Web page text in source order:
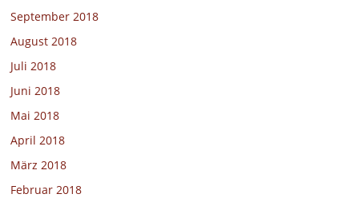
September 2018
August 2018
Juli 2018
Juni 2018
Mai 2018
April 2018
März 2018
Februar 2018